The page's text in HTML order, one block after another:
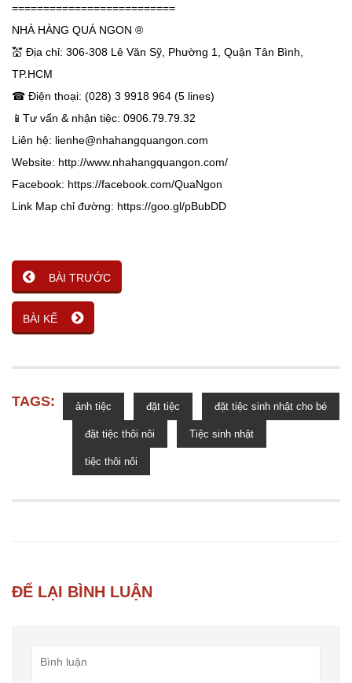
==========================
NHÀ HÀNG QUÁ NGON ®
💒 Địa chỉ: 306-308 Lê Văn Sỹ, Phường 1, Quận Tân Bình,
TP.HCM
☎ Điện thoại: (028) 3 9918 964 (5 lines)
📱Tư vấn & nhận tiệc: 0906.79.79.32
Liên hệ: lienhe@nhahangquangon.com
Website: http://www.nhahangquangon.com/
Facebook: https://facebook.com/QuaNgon
Link Map chỉ đường: https://goo.gl/pBubDD
BÀI TRƯỚC
BÀI KẾ
TAGS: ảnh tiệc đặt tiệc đặt tiệc sinh nhật cho bé
đặt tiệc thôi nôi Tiệc sinh nhật
tiệc thôi nôi
ĐỂ LẠI BÌNH LUẬN